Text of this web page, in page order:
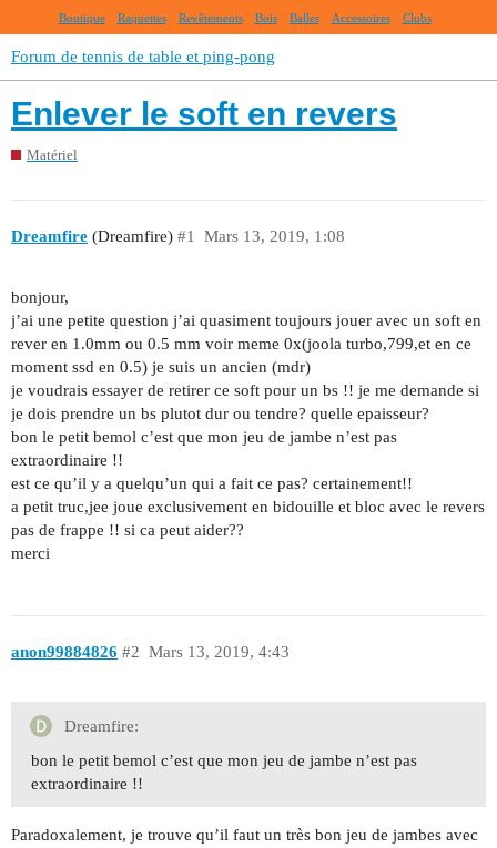
Boutique Raquettes Revêtements Bois Balles Accessoires Clubs
Forum de tennis de table et ping-pong
Enlever le soft en revers
Matériel
Dreamfire (Dreamfire) Mars 13, 2019, 1:08
#1
bonjour,
j’ai une petite question j’ai quasiment toujours jouer avec un soft en
rever en 1.0mm ou 0.5 mm voir meme 0x(joola turbo,799,et en ce
moment ssd en 0.5) je suis un ancien (mdr)
je voudrais essayer de retirer ce soft pour un bs !! je me demande si
je dois prendre un bs plutot dur ou tendre? quelle epaisseur?
bon le petit bemol c’est que mon jeu de jambe n’est pas
extraordinaire !!
est ce qu’il y a quelqu’un qui a fait ce pas? certainement!!
a petit truc,jee joue exclusivement en bidouille et bloc avec le revers
pas de frappe !! si ca peut aider??
merci
anon99884826 Mars 13, 2019, 4:43
#2
Dreamfire:
bon le petit bemol c’est que mon jeu de jambe n’est pas
extraordinaire !!
Paradoxalement, je trouve qu’il faut un très bon jeu de jambes avec